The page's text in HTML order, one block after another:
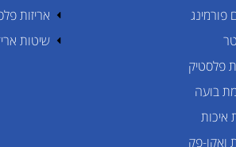
פורמינג
פלסטיק
בועה
איכות
ואקו-פק
אריזות
שיטות